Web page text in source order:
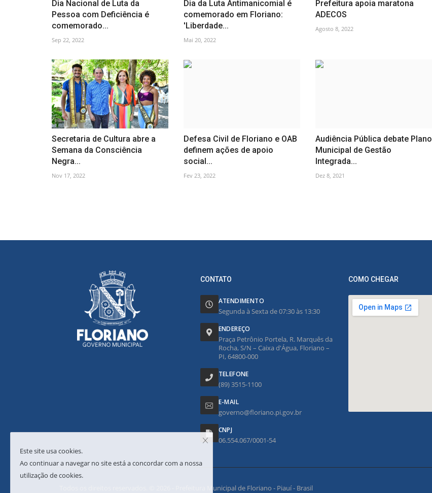
Dia Nacional de Luta da
Pessoa com Deficiência é
comemorado...
Sep 22, 2022
Dia da Luta Antimanicomial é
comemorado em Floriano:
'Liberdade...
Mai 20, 2022
Prefeitura apoia maratona
ADECOS
Agosto 8, 2022
Secretaria de Cultura abre a
Semana da Consciência
Negra...
Nov 17, 2022
Defesa Civil de Floriano e OAB
definem ações de apoio
social...
Fev 23, 2022
Audiência Pública debate Plano
Municipal de Gestão
Integrada...
Dez 8, 2021
CONTATO
ATENDIMENTO
Segunda à Sexta de 07:30 às 13:30
ENDEREÇO
Praça Petrônio Portela, R. Marquês da
Rocha, S/N – Caixa d'Água, Floriano –
PI, 64800-000
TELEFONE
(89) 3515-1100
E-MAIL
governo@floriano.pi.gov.br
CNPJ
06.554.067/0001-54
COMO CHEGAR
Todos os direitos reservados. © 2026 - Prefeitura Municipal de Floriano - Piauí - Brasil
Este site usa cookies.
Ao continuar a navegar no site está a concordar com a nossa
utilização de cookies.